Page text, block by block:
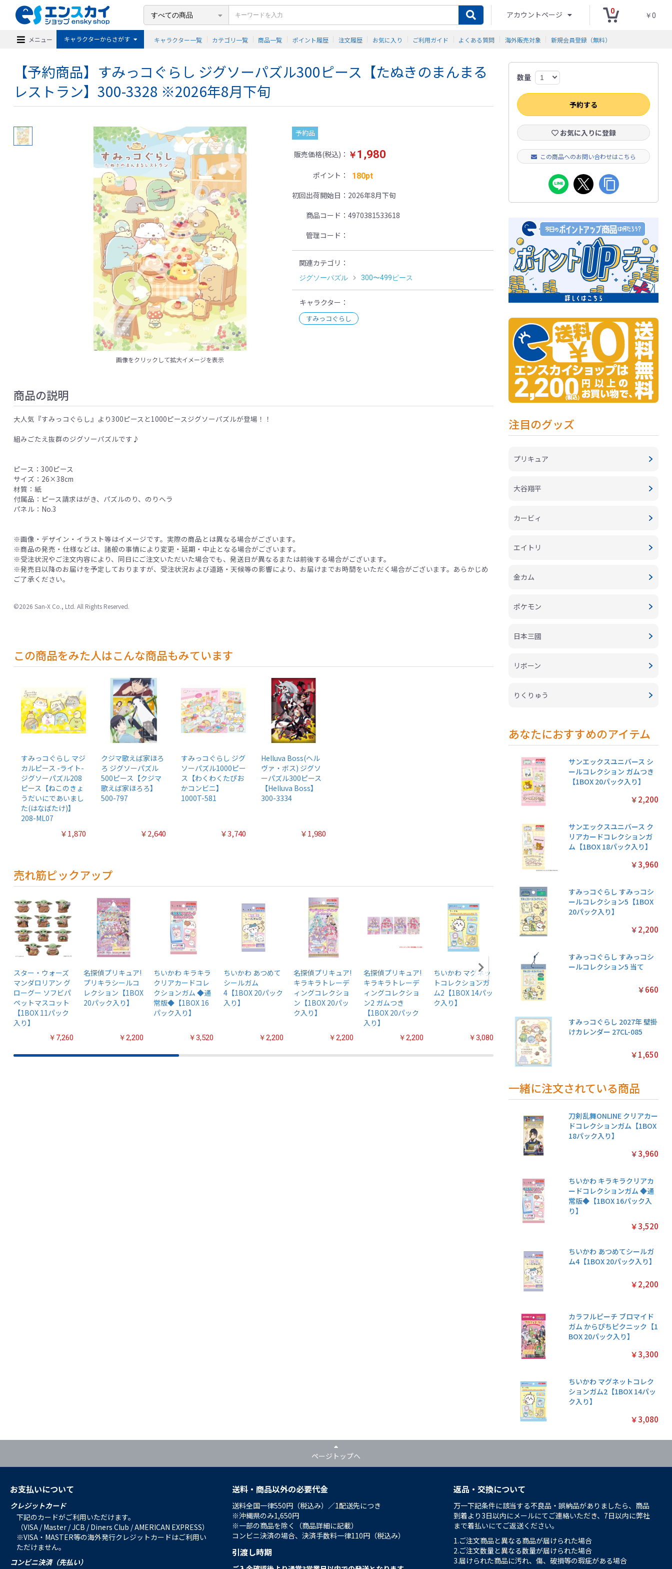
アカウントページ 0
￥0
メニュー キャラクターからさがす キャラクター一覧 カテゴリ一覧 商品一覧 ポイント履歴 注文履歴 お気に入り ご利用ガイド よくある質問 海外販売対象 新規会員登録（無料）
【予約商品】すみっコぐらし ジグソーパズル300ピース【たぬきのまんまる
レストラン】300-3328 ※2026年8月下旬
画像をクリックして拡大イメージを表示
予約品
販売価格(税込) ￥1,980
ポイント 180pt
初回出荷開始日
2026年8月下旬
商品コード
4970381533618
管理コード
関連カテゴリ
ジグソーパズル 300〜499ピース
キャラクター
すみっコぐらし
商品の説明
大人気『すみっコぐらし』より300ピースと1000ピースジグソーパズルが登場！！
組みごたえ抜群のジグソーパズルです♪
ピース：300ピース
サイズ：26×38cm
材質：紙
付属品：ピース請求はがき、パズルのり、のりヘラ
パネル：No.3
※画像・デザイン・イラスト等はイメージです。実際の商品とは異なる場合がございます。
※商品の発売・仕様などは、諸般の事情により変更・延期・中止となる場合がございます。
※受注状況やご注文内容により、同日にご注文いただいた場合でも、発送日が異なるまたは前後する場合がございます。
※発売日以降のお届けを予定しておりますが、受注状況および道路・天候等の影響により、お届けまでお時間をいただく場合がございます。あらかじめ
ご了承ください。
©2026 San-X Co., Ltd. All Rights Reserved.
この商品をみた人はこんな商品もみています
すみっコぐらし マジ
カルピース -ライト-
ジグソーパズル208
ピース【ねこのきょ
うだいにであいまし
た(はなばたけ)】
208-ML07
￥1,870
クジマ歌えば家ほろ
ろ ジグソーパズル
500ピース【クジマ
歌えば家ほろろ】
500-797
￥2,640
すみっコぐらし ジグ
ソーパズル1000ピー
ス【わくわくたぴお
かコンビニ】
1000T-581
￥3,740
Helluva Boss(ヘル
ヴァ・ボス) ジグソ
ーパズル300ピース
【Helluva Boss】
300-3334
￥1,980
売れ筋ピックアップ
スター・ウォーズ
マンダロリアン グ
ローグー ソフビパ
ペットマスコット
【1BOX 11パック
入り】
￥7,260
名探偵プリキュア!
プリキラシールコ
レクション【1BOX
20パック入り】
￥2,200
ちいかわ キラキラ
クリアカードコレ
クションガム ◆通
常版◆【1BOX 16
パック入り】
￥3,520
ちいかわ あつめて
シールガム
4【1BOX 20パック
入り】
￥2,200
名探偵プリキュア!
キラキラトレーデ
ィングコレクショ
ン【1BOX 20パッ
ク入り】
￥2,200
名探偵プリキュア!
キラキラトレーデ
ィングコレクショ
ン2 ガムつき
【1BOX 20パック
入り】
￥2,200
ちいかわ マグネッ
トコレクションガ
ム2【1BOX 14パッ
ク入り】
￥3,080
鬼滅の刃 シール烈
伝5 ガムつき
【1BOX 20パック
入り】
￥2,200
ディズニープリン
￥660
数量
予約する
お気に入りに登録
この商品へのお問い合わせはこちら
注目のグッズ
プリキュア
大谷翔平
カービィ
エイトリ
金カム
ポケモン
日本三國
リボーン
りくりゅう
あなたにおすすめのアイテム
サンエックスユニバース シ
ールコレクション ガムつき
【1BOX 20パック入り】
￥2,200
サンエックスユニバース ク
リアカードコレクションガ
ム【1BOX 18パック入り】
￥3,960
すみっコぐらし すみっコシ
ールコレクション5【1BOX
20パック入り】
￥2,200
すみっコぐらし すみっコシ
ールコレクション5 当て
￥660
すみっコぐらし 2027年 壁掛
けカレンダー 27CL-085
￥1,650
一緒に注文されている商品
刀剣乱舞ONLINE クリアカー
ドコレクションガム【1BOX
18パック入り】
￥3,960
ちいかわ キラキラクリアカ
ードコレクションガム ◆通
常版◆【1BOX 16パック入
り】
￥3,520
ちいかわ あつめてシールガ
ム4【1BOX 20パック入り】
￥2,200
カラフルピーチ ブロマイド
ガム からぴちピクニック【1
BOX 20パック入り】
￥3,300
ちいかわ マグネットコレク
ションガム2【1BOX 14パッ
ク入り】
￥3,080
ページトップへ
お支払いについて
クレジットカード
下記のカードがご利用いただけます。
（VISA / Master / JCB / Diners Club / AMERICAN EXPRESS）
※VISA・MASTER等の海外発行クレジットカードはご利用い
ただけません。
コンビニ決済（先払い）
送料・商品以外の必要代金
送料全国一律550円（税込み）／1配送先につき
※沖縄県のみ1,650円
※一部の商品を除く（商品詳細に記載）
コンビニ決済の場合、決済手数料一律110円（税込み）
引渡し時期
返品・交換について
万一下記条件に該当する不良品・誤納品がありましたら、商品
到着より3日以内にメールにてご連絡いただき、7日以内に弊社
まで着払いにてご返送ください。
1.ご注文商品と異なる商品が届けられた場合
2.ご注文数量と異なる数量が届けられた場合
3.届けられた商品に汚れ、傷、破損等の瑕疵がある場合